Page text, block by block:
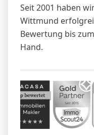
Seit 2001 haben
Wittmund
Bewertung bis
Hand.